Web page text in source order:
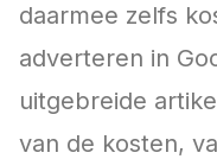
daarmee zelfs
adverteren in
uitgebreide
van de kosten,